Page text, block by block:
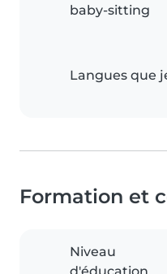
baby-sitting
Langues que
Formation et
Niveau